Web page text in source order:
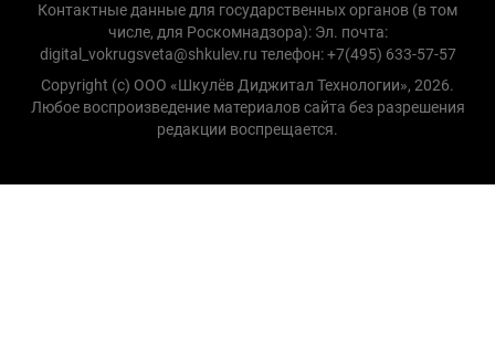
Контактные данные для государственных органов (в том
числе, для Роскомнадзора): Эл. почта:
digital_vokrugsveta@shkulev.ru телефон: +7(495) 633-57-57
Copyright (с) ООО «Шкулёв Диджитал Технологии», 2026.
Любое воспроизведение материалов сайта без разрешения
редакции воспрещается.